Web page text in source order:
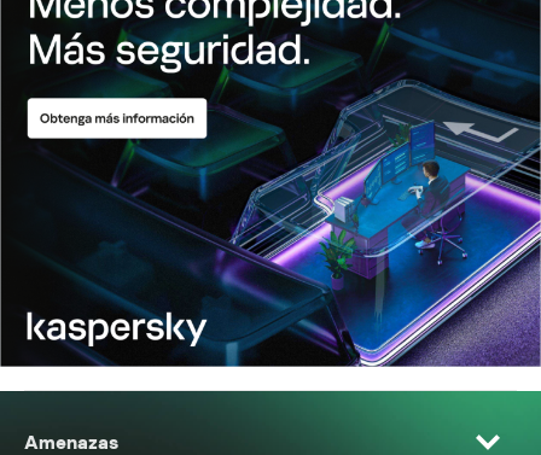
Amenazas